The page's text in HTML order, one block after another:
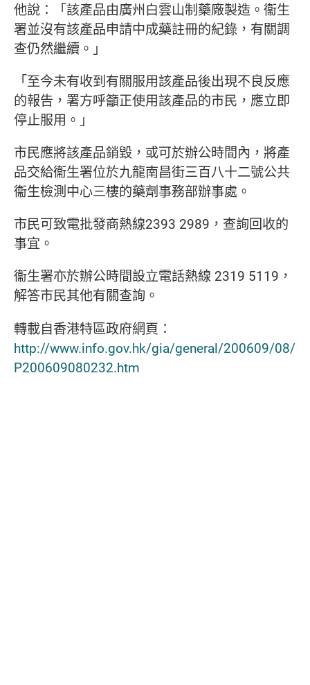
他說：「該產品由廣州白雲山制藥廠製造。衞生
署並沒有該產品申請中成藥註冊的紀錄，有關調
查仍然繼續。」
「至今未有收到有關服用該產品後出現不良反應
的報告，署方呼籲正使用該產品的市民，應立即
停止服用。」
市民應將該產品銷毀，或可於辦公時間內，將產
品交給衞生署位於九龍南昌街三百八十二號公共
衞生檢測中心三樓的藥劑事務部辦事處。
市民可致電批發商熱線2393 2989 ，查詢回收的
事宜。
衞生署亦於辦公時間設立電話熱線 2319 5119 ，
解答市民其他有關查詢。
轉載自香港特區政府網頁：
http://www.info.gov.hk/gia/general/200609/08/
P200609080232.htm